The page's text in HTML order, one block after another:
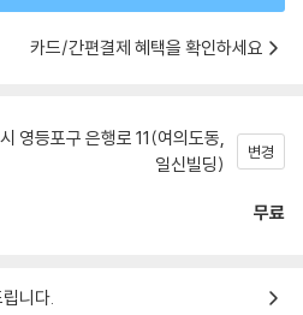
카드/간편결제 혜택을 확인하세요
영등포구 은행로 11(여의도동,
일신빌딩)
변경
무료
니다.